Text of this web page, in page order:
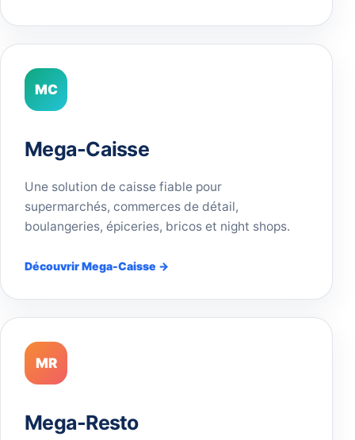
MC
Mega-Caisse
Une solution de caisse fiable pour
supermarchés, commerces de détail,
boulangeries, épiceries, bricos et night shops.
Découvrir Mega-Caisse →
MR
Mega-Resto